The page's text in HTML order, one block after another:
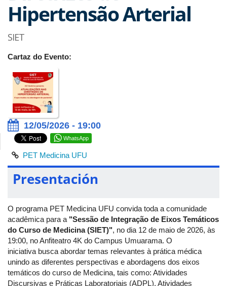
Hipertensão Arterial
SIET
Cartaz do Evento:
12/05/2026 - 19:00
WhatsApp
PET Medicina UFU
Presentación
O programa PET Medicina UFU convida toda a comunidade
acadêmica para a "Sessão de Integração de Eixos Temáticos
do Curso de Medicina (SIET)", no dia 12 de maio de 2026, às
19:00, no Anfiteatro 4K do Campus Umuarama. O
iniciativa busca abordar temas relevantes à prática médica
unindo as diferentes perspectivas e abordagens dos eixos
temáticos do curso de Medicina, tais como: Atividades
Discursivas e Práticas Laboratoriais (ADPL), Atividades